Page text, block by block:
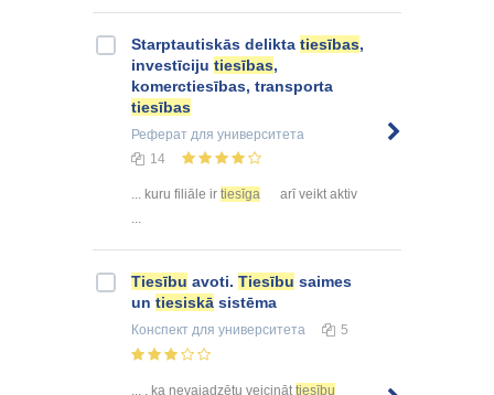
Starptautiskās delikta tiesības,
investīciju tiesības,
komerctiesības, transporta
tiesības
Реферат для университета
14
... kuru filiāle ir tiesīga
arī veikt aktiv
...
Tiesību avoti. Tiesību saimes
un tiesiskā sistēma
Конспект для университета 5
... , ka nevajadzētu veicināttiesību